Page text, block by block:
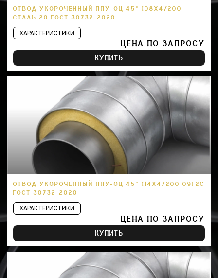
ОТВОД УКОРОЧЕННЫЙ ППУ-ОЦ 45° 108Х4/200
СТАЛЬ 20 ГОСТ 30732-2020
ХАРАКТЕРИСТИКИ
ЦЕНА ПО ЗАПРОСУ
КУПИТЬ
ОТВОД УКОРОЧЕННЫЙ ППУ-ОЦ 45° 114Х4/200 09Г2С
ГОСТ 30732-2020
ХАРАКТЕРИСТИКИ
ЦЕНА ПО ЗАПРОСУ
КУПИТЬ